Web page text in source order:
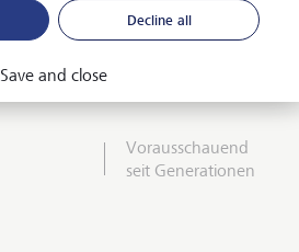
Vorausschauend
seit Generationen
Decline all
Save and close